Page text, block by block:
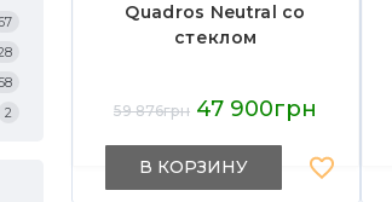
2
Quadros Neutral со
стеклом
59 876грн 47 900грн
В КОРЗИНУ